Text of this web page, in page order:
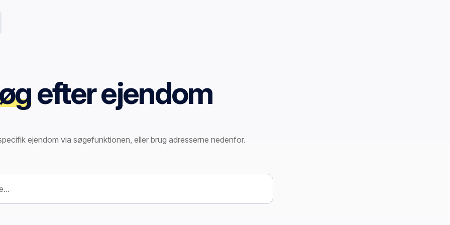
efter ejendom
ejendom via søgefunktionen, eller brug adresserne nedenfor.